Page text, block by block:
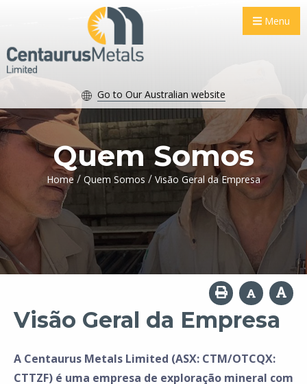
Menu
Go to Our Australian website
Quem Somos
Home / Quem Somos / Visão Geral da Empresa
Visão Geral da Empresa
A Centaurus Metals Limited (ASX: CTM/OTCQX:
CTTZF) é uma empresa de exploração mineral com